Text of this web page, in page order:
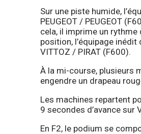
Sur une piste humide,
PEUGEOT / PEUGEOT
cela, il imprime un
position, l’équipage
VITTOZ / PIRAT (F600).
À la mi-course, plusieurs
engendre un drapeau
Les machines repartent
9 secondes d’avance sur
En F2, le podium se